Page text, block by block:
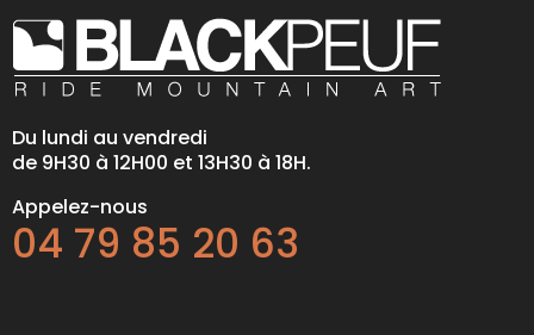
Du lundi au vendredi
de 9H30 à 12H00 et 13H30 à 18H.
Appelez-nous
04 79 85 20 63